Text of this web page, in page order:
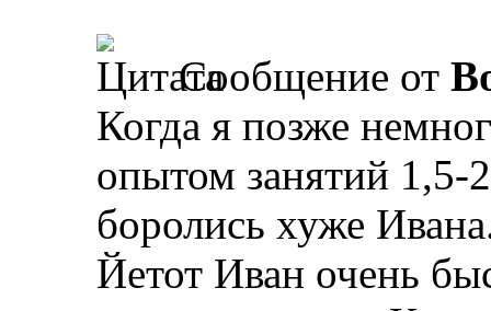
Сообщение от
Когда я позже
опытом занятий
боролись хуже
Йетот Иван очень